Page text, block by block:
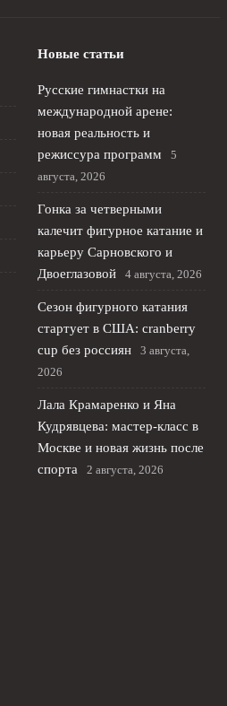
Новые статьи
Русские гимнастки на
международной арене:
новая реальность и
режиссура программ
5
августа, 2026
Гонка за четверными
калечит фигурное катание и
карьеру Сарновского и
Двоеглазовой
4 августа, 2026
Сезон фигурного катания
стартует в США: cranberry
cup без россиян
3 августа,
2026
Лала Крамаренко и Яна
Кудрявцева: мастер‑класс в
Москве и новая жизнь после
спорта
2 августа, 2026